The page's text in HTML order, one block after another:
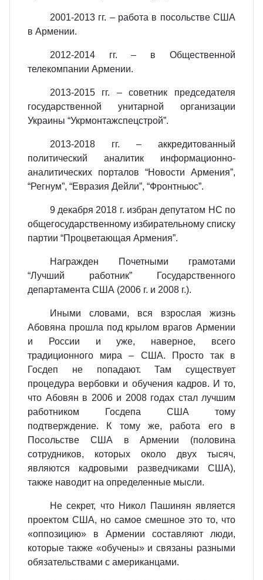
2001-2013 гг. – работа в посольстве США
в Армении.
2012-2014 гг. – в Общественной
телекомпании Армении.
2013-2015 гг. – советник председателя
государственной унитарной организации
Украины “Укрмонтажспецстрой”.
2013-2018 гг. – аккредитованный
политический аналитик информационно-
аналитических порталов “Новости Армения”,
“Регнум”, “Евразия Дейли”, “Фронтньюс”.
9 декабря 2018 г. избран депутатом НС по
общегосударственному избирательному списку
партии “Процветающая Армения”.
Награжден Почетными грамотами
“Лучший работник” Государственного
департамента США (2006 г. и 2008 г.).
Иными словами, вся взрослая жизнь
Абовяна прошла под крылом врагов Армении
и России и уже, наверное, всего
традиционного мира – США. Просто так в
Госдеп не попадают. Там существует
процедура вербовки и обучения кадров. И то,
что Абовян в 2006 и 2008 годах стал лучшим
работником Госдепа США тому
подтверждение. К тому же, работа его в
Посольстве США в Армении (половина
сотрудников, которых около двух тысяч,
являются кадровыми разведчиками США),
также наводит на определенные мысли.
Не секрет, что Никол Пашинян является
проектом США, но самое смешное это то, что
«оппозицию» в Армении составляют люди,
которые также «обучены» и связаны разными
обязательствами с американцами.